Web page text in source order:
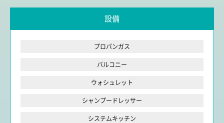
設備
プロパンガス
バルコニー
ウォシュレット
シャンプードレッサー
システムキッチン